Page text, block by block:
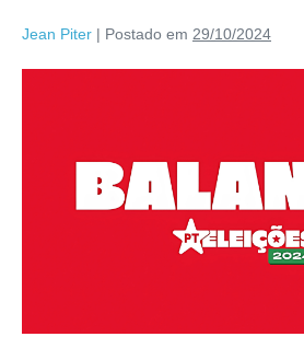
Jean Piter | Postado em 29/10/2024